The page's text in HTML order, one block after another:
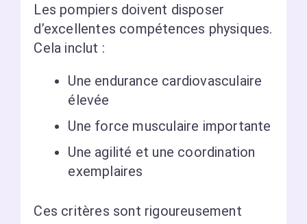
Les pompiers doivent disposer
d’excellentes compétences physiques.
Cela inclut :
Une endurance cardiovasculaire
élevée
Une force musculaire importante
Une agilité et une coordination
exemplaires
Ces critères sont rigoureusement